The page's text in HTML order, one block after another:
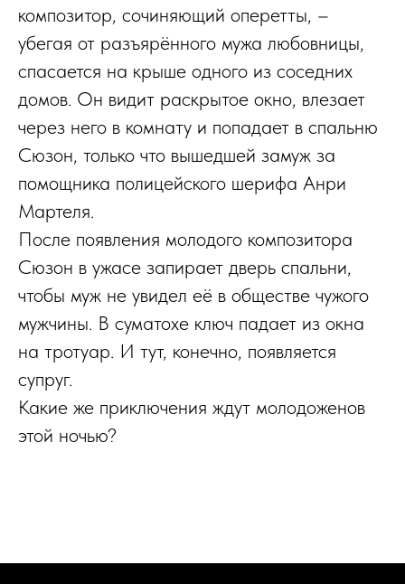
композитор, сочиняющий оперетты, –
убегая от разъярённого мужа любовницы,
спасается на крыше одного из соседних
домов. Он видит раскрытое окно, влезает
через него в комнату и попадает в спальню
Сюзон, только что вышедшей замуж за
помощника полицейского шерифа Анри
Мартеля.
После появления молодого композитора
Сюзон в ужасе запирает дверь спальни,
чтобы муж не увидел её в обществе чужого
мужчины. В суматохе ключ падает из окна
на тротуар. И тут, конечно, появляется
супруг.
Какие же приключения ждут молодоженов
этой ночью?